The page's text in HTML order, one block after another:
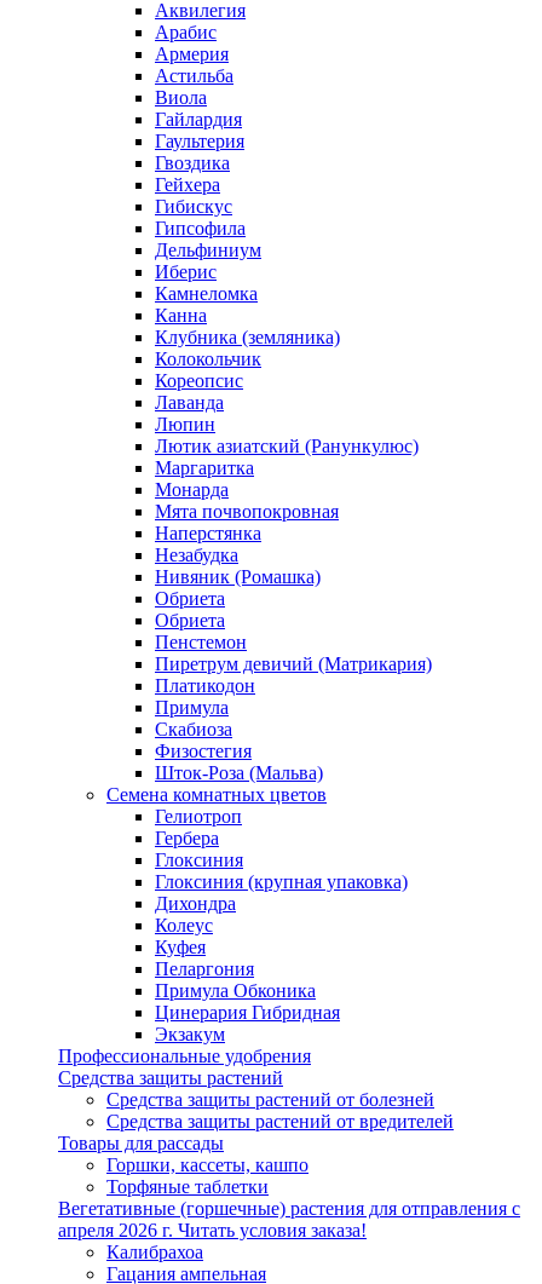
Аквилегия
Арабис
Армерия
Астильба
Виола
Гайлардия
Гаультерия
Гвоздика
Гейхера
Гибискус
Гипсофила
Дельфиниум
Иберис
Камнеломка
Канна
Клубника (земляника)
Колокольчик
Кореопсис
Лаванда
Люпин
Лютик азиатский (Ранункулюс)
Маргаритка
Монарда
Мята почвопокровная
Наперстянка
Незабудка
Нивяник (Ромашка)
Обриета
Обриета
Пенстемон
Пиретрум девичий (Матрикария)
Платикодон
Примула
Скабиоза
Физостегия
Шток-Роза (Мальва)
Семена комнатных цветов
Гелиотроп
Гербера
Глоксиния
Глоксиния (крупная упаковка)
Дихондра
Колеус
Куфея
Пеларгония
Примула Обконика
Цинерария Гибридная
Экзакум
Профессиональные удобрения
Средства защиты растений
Средства защиты растений от болезней
Средства защиты растений от вредителей
Товары для рассады
Горшки, кассеты, кашпо
Торфяные таблетки
Вегетативные (горшечные) растения для отправления с
апреля 2026 г. Читать условия заказа!
Калибрахоа
Гацания ампельная